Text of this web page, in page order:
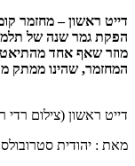
דייט ראשון – מחזמר
הפקת גמר שנה של
מוזר שאף אחד
המחזמר, שהינו ממתק
דייט ראשון (צילום רדי
מאת : יהודית